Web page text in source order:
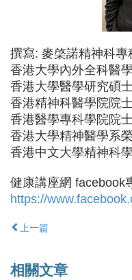
撰寫: 麥棨諾精神科專
香港大學內外全科醫
香港大學醫學研究碩
香港精神科醫學院院
香港醫學專科學院院
香港大學精神醫學系
香港中文大學精神科
健康講座網 facebook
https://
上一篇
相關文章